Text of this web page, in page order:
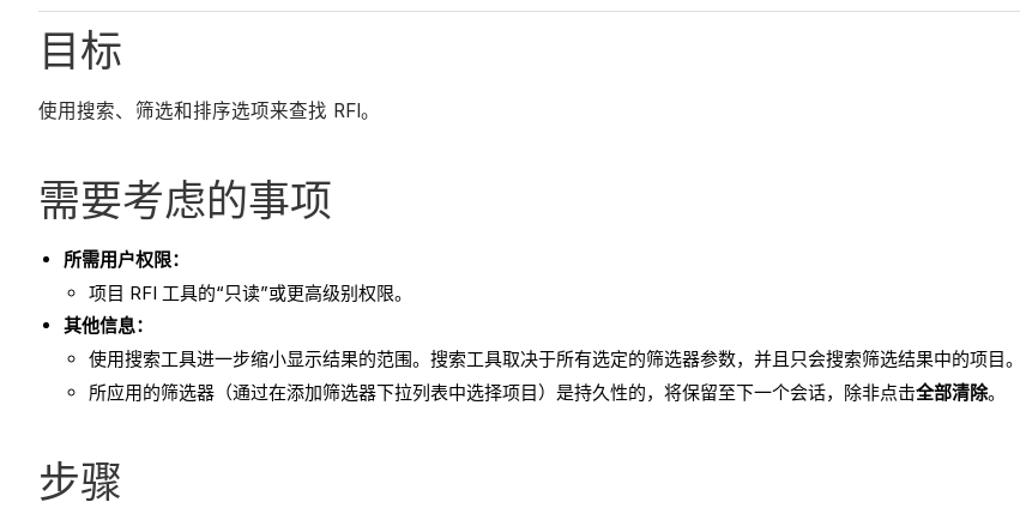
目标
使用搜索、筛选和排序选项来查找 RFI。
需要考虑的事项
所需用户权限：
项目 RFI 工具的“只读”或更高级别权限。
其他信息：
使用搜索工具进一步缩小显示结果的范围。搜索工具取决于所有选定的筛选器参数，并且只会搜索筛选结果中的项目。
所应用的筛选器（通过在添加筛选器下拉列表中选择项目）是持久性的，将保留至下一个会话，除非点击全部清除。
步骤